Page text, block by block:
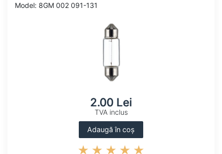
Model: 8GM 002 091-131
2.00 Lei
TVA inclus
Adaugă în coș